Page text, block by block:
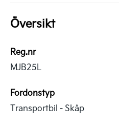
Översikt
Reg.nr
MJB25L
Fordonstyp
Transportbil - Skåp